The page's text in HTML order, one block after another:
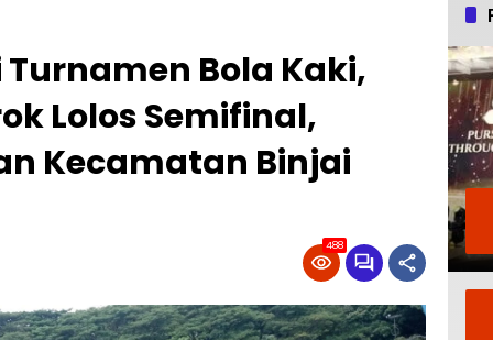
Bola Kaki,
Lolos Semifinal,
Kecamatan Binjai
488